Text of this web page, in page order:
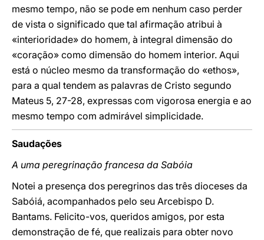
mesmo tempo, não se pode em nenhum caso perder
de vista o significado que tal afirmação atribui à
«interioridade» do homem, à integral dimensão do
«coração» como dimensão do homem interior. Aqui
está o núcleo mesmo da transformação do «ethos»,
para a qual tendem as palavras de Cristo segundo
Mateus 5, 27-28, expressas com vigorosa energia e ao
mesmo tempo com admirável simplicidade.
Saudações
A uma peregrinação francesa da Sabóia
Notei a presença dos peregrinos das três dioceses da
Sabóiá, acompanhados pelo seu Arcebispo D.
Bantams. Felicito-vos, queridos amigos, por esta
demonstração de fé, que realizais para obter novo